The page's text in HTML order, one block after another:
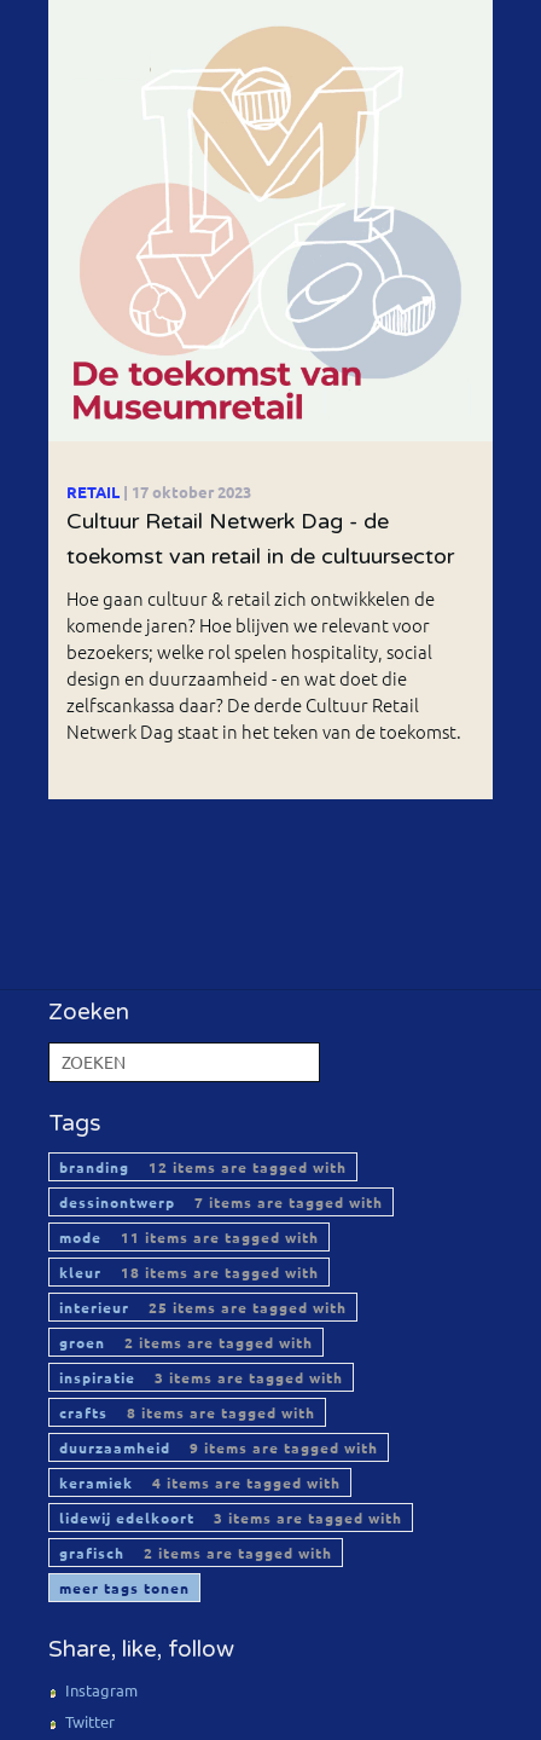
RETAIL | 17 oktober 2023
Cultuur Retail Netwerk Dag - de
toekomst van retail in de cultuursector
Hoe gaan cultuur & retail zich ontwikkelen de
komende jaren? Hoe blijven we relevant voor
bezoekers; welke rol spelen hospitality, social
design en duurzaamheid - en wat doet die
zelfscankassa daar? De derde Cultuur Retail
Netwerk Dag staat in het teken van de toekomst.
Zoeken
Tags
branding
12 items are tagged with
dessinontwerp
7 items are tagged with
mode
11 items are tagged with
kleur
18 items are tagged with
interieur
25 items are tagged with
groen
2 items are tagged with
inspiratie
3 items are tagged with
crafts
8 items are tagged with
duurzaamheid
9 items are tagged with
keramiek
4 items are tagged with
lidewij edelkoort
3 items are tagged with
grafisch
2 items are tagged with
meer tags tonen
Share, like, follow
Instagram
Twitter